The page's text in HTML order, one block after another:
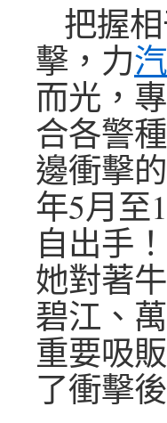
把握
擊，力
而光，
合各警
邊衝擊
年5月至
自出手
她對著
碧江、
重要吸
了衝擊